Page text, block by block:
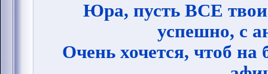
Юра, пусть ВСЕ
успешно, с
Очень хочется, чтоб на